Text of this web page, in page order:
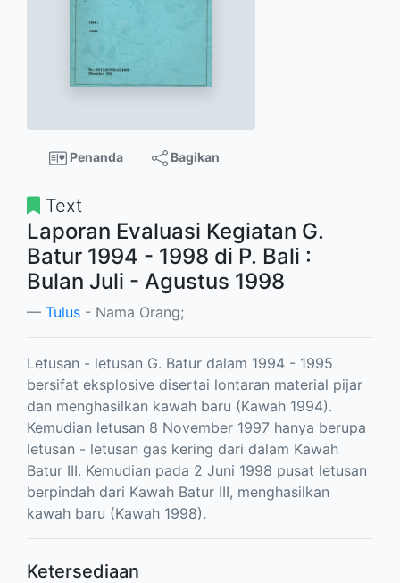
Penanda Bagikan
Text
Laporan Evaluasi Kegiatan G.
Batur 1994 - 1998 di P. Bali :
Bulan Juli - Agustus 1998
Tulus - Nama Orang;
Letusan - letusan G. Batur dalam 1994 - 1995
bersifat eksplosive disertai lontaran material pijar
dan menghasilkan kawah baru (Kawah 1994).
Kemudian letusan 8 November 1997 hanya berupa
letusan - letusan gas kering dari dalam Kawah
Batur III. Kemudian pada 2 Juni 1998 pusat letusan
berpindah dari Kawah Batur III, menghasilkan
kawah baru (Kawah 1998).
Ketersediaan